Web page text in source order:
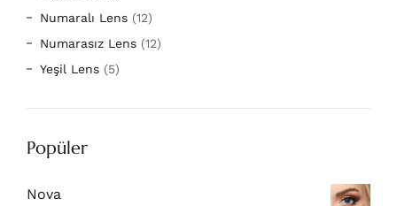
Numaralı Lens (12)
Numarasız Lens (12)
Yeşil Lens (5)
Popüler
Nova